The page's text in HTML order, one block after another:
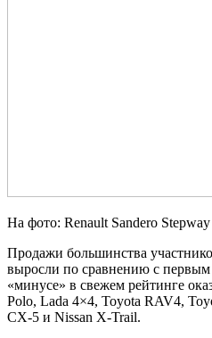
На фото: Renault Sandero Stepway
Продажи большинства
выросли по сравнению с
«минусе» в свежем рейтинге
Polo, Lada 4×4, Toyota RAV4,
CX-5 и Nissan X-Trail.